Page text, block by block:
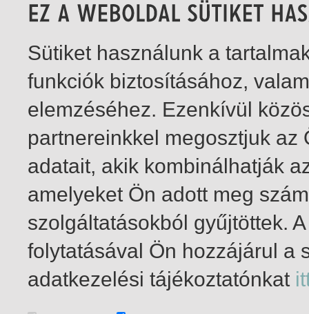
1-2 / összesen 2 találat
Sütiket használunk a
funkciók biztosításához,
elemzéséhez. Ezenkívül
partnereinkkel megosztjuk
adatait, akik kombinálhatják
amelyeket Ön adott meg
szolgáltatásokból gyűjtöttek.
folytatásával Ön hozzájárul a
adatkezelési tájékoztatónkat